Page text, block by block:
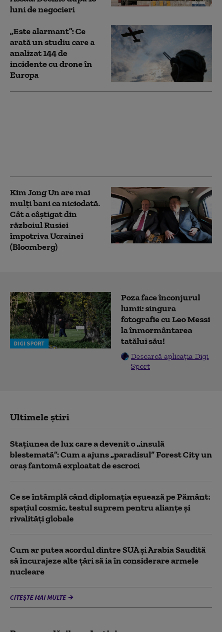
luni de negocieri
„Este alarmant”: Ce
arată un studiu care a
analizat 144 de
incidente cu drone în
Europa
Kim Jong Un are mai
mulți bani ca niciodată.
Cât a câștigat din
războiul Rusiei
împotriva Ucrainei
(Bloomberg)
DIGI SPORT
Poza face înconjurul
lumii: singura
fotografie cu Leo Messi
la înmormântarea
tatălui său!
Descarcă aplicația Digi
Sport
Ultimele știri
Stațiunea de lux care a devenit o „insulă
blestemată”: Cum a ajuns „paradisul” Forest City un
oraș fantomă exploatat de escroci
Ce se întâmplă când diplomația eșuează pe Pământ:
spațiul cosmic, testul suprem pentru alianțe și
rivalități globale
Cum ar putea acordul dintre SUA și Arabia Saudită
să încurajeze alte țări să ia în considerare armele
nucleare
CITEȘTE MAI MULTE